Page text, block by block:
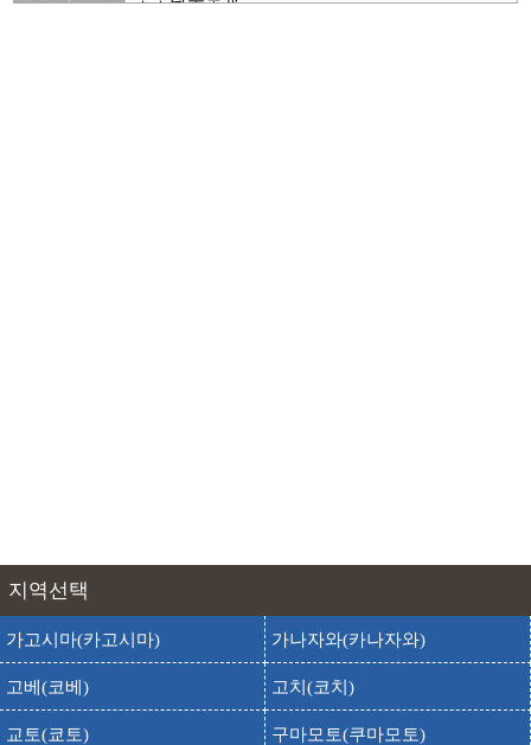
출발
도착
다이소 카미이타점
출발
도착
출발
도착
다이소 쿄에이 카사기점
출발
도착
다이소 쿄에이 코마츠시마점
출발
도착
다이소 하로즈 나루토점
지역선택
가고시마(카고시마) 가나자와(카나자와)
고베(코베) 고치(코치)
교토(쿄토) 구마모토(쿠마모토)